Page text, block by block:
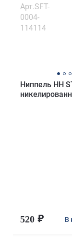
Арт.SFT-
0004-
114114
Ниппель HH
520 В